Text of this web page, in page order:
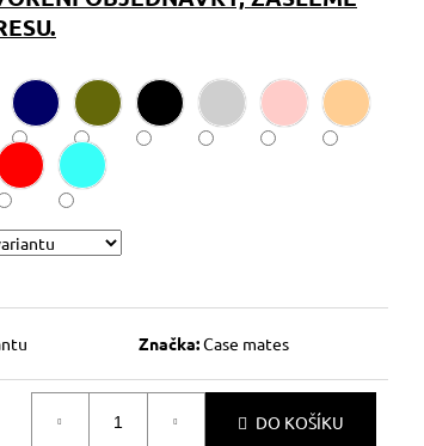
Značka:Case mates
DO KOŠÍKU